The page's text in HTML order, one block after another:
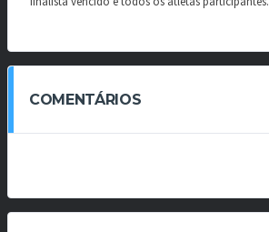
COMENTÁRIOS